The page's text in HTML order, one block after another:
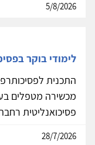
5/8/2026
לימודי בוקר
התכנית
מכשירה מטפלים
פסיכואנליטית
28/7/2026